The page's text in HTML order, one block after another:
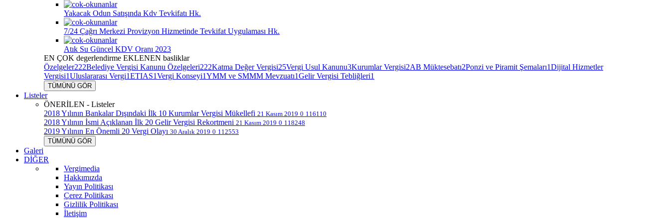
Yakacak Odun Satışında Kdv Tevkifatı Hk.
7/24 Çağrı Merkezi Provizyon Hizmetinde Tevkifat Uygulaması Hk.
Atık Su Güncel KDV Oranı 2023
EN ÇOK degerlendirme EKLENEN basliklar
Özelgeler222Belediye Vergisi Kanunu Özelgeleri222Katma Değer Vergisi25Vergi Usul Kanunu3Kurumlar Vergisi2AB Müktesebatı2Ponzi ve Piramit Şemaları1Dijital Hizmetler
Vergisi1Uluslararası Vergi1ETIAS1Vergi Konseyi1YMM ve SMMM Mevzuatı1Gelir Vergisi Tebliğleri1
TÜMÜNÜ GÖR
Listeler
ÖNERİLEN - Listeler
2018 Yılının Bankalar Dışındaki İlk 10 Kurumlar Vergisi Mükellefi 21 Kasım 2019 0 116110
2018 Yılının İsmi Açıklanan İlk 20 Gelir Vergisi Rekortmeni 21 Kasım 2019 0 118248
2019 Yılının En Önemli 20 Vergi Olayı 30 Aralık 2019 0 112553
TÜMÜNÜ GÖR
Galeri
DİĞER
Vergimedia
Hakkımızda
Yayın Politikası
Çerez Politikası
Gizlilik Politikası
İletişim